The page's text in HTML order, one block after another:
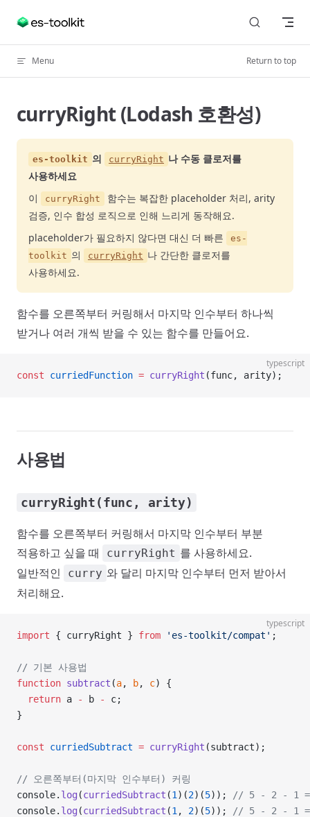
Skip to content
Menu Return to top
curryRight (Lodash 호환성)
es-toolkit 의 curryRight 나 수동 클로저를
사용하세요
이
curryRight
함수는 복잡한 placeholder 처리, arity
검증, 인수 합성 로직으로 인해 느리게 동작해요.
placeholder가 필요하지 않다면 대신 더 빠른
es-
toolkit 의 curryRight 나 간단한 클로저를
사용하세요.
함수를 오른쪽부터 커링해서 마지막 인수부터 하나씩
받거나 여러 개씩 받을 수 있는 함수를 만들어요.
typescript
const curriedFunction = curryRight (func, arity);
사용법
curryRight(func, arity)
함수를 오른쪽부터 커링해서 마지막 인수부터 부분
적용하고 싶을 때
curryRight 를 사용하세요.
일반적인
curry 와 달리 마지막 인수부터 먼저 받아서
처리해요.
typescript
import { curryRight } from 'es-toolkit/compat' ;
// 기본 사용법
function subtract (a, b, c) {
  return
a - b -
c;
}
const curriedSubtract = curryRight (subtract);
// 오른쪽부터(마지막 인수부터) 커링
console. log (curriedSubtract (1 )(2)(5));
// 5 - 2 - 1
console. log (curriedSubtract (1 , 2)(5));
// 5 - 2 - 1